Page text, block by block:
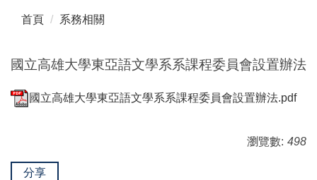
首頁 系務相關
國立高雄大學東亞語文學系系課程委員會設置辦法
國立高雄大學東亞語文學系系課程委員會設置辦法.pdf
瀏覽數: 498
分享